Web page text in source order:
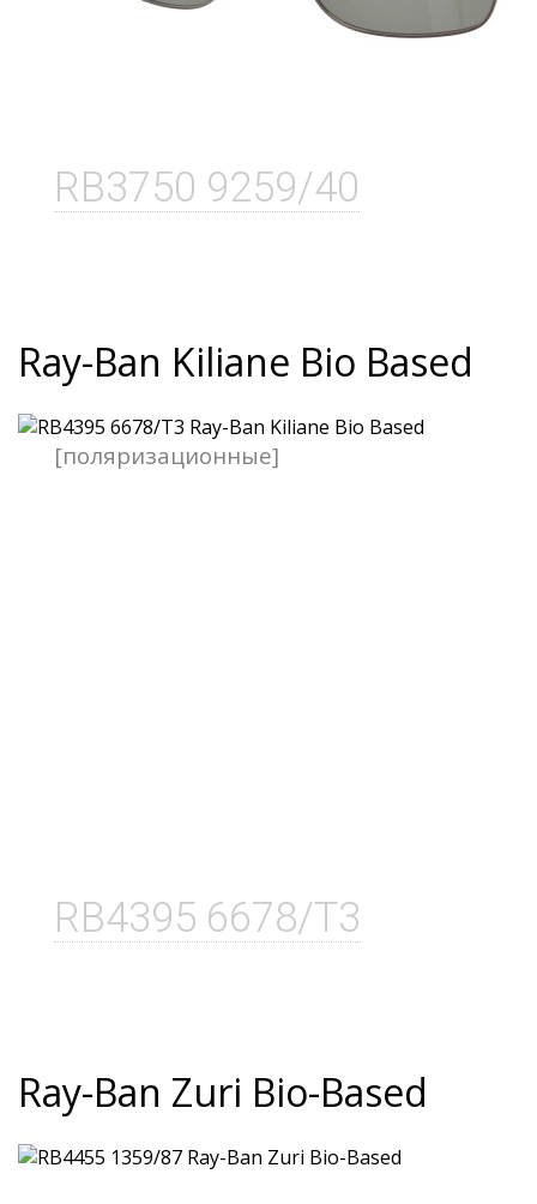
RB3750 9259/40
Ray-Ban Kiliane Bio Based
RB4395 6678/T3
[поляризационные]
Ray-Ban Zuri Bio-Based